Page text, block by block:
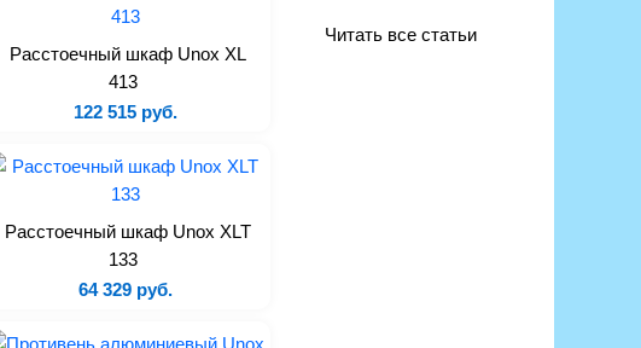
Расстоечный шкаф Unox XL
413
122 515 руб.
Расстоечный шкаф Unox XLT
133
64 329 руб.
Читать все статьи